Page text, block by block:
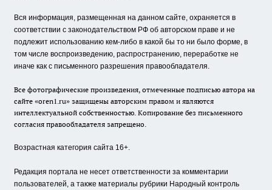
Вся информация, размещенная на данном сайте, охраняется в
соответствии с законодательством РФ об авторском праве и не
подлежит использованию кем-либо в какой бы то ни было форме, в
том числе воспроизведению, распространению, переработке не
иначе как с письменного разрешения правообладателя.
Все фотографические произведения, отмеченные подписью автора на
сайте «oren1.ru» защищены авторским правом и являются
интеллектуальной собственностью. Копирование без письменного
согласия правообладателя запрещено.
Возрастная категория сайта 16+.
Редакция портала не несет ответственности за комментарии
пользователей, а также материалы рубрики Народный контроль